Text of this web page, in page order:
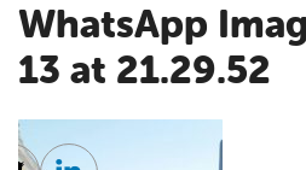
WhatsApp Image 2017-06-
13 at 21.29.52